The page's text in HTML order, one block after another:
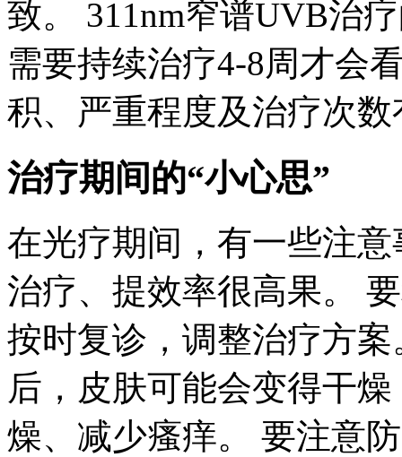
致。 311nm窄谱UVB治
需要持续治疗4-8周才会
积、严重程度及治疗次数
治疗期间的“小心思”
在光疗期间，有一些注
治疗、提效率很高果。
按时复诊，调整治疗方
后，皮肤可能会变得干
燥、减少瘙痒。 要注意